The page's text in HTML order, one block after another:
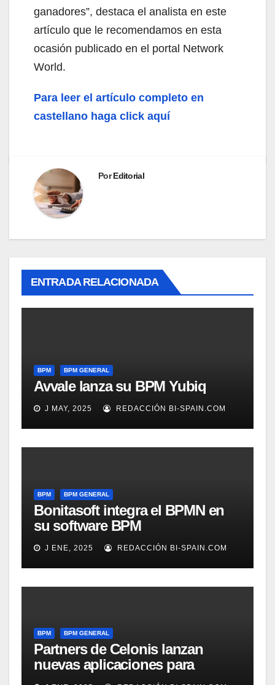
ganadores”, destaca el analista en este
artículo que le recomendamos en esta
ocasión publicado en el portal Network
World.
Para leer el artículo completo en
castellano haga click aquí
PorEditorial
ENTRADA RELACIONADA
BPM BPM GENERAL
Avvale lanza su BPM Yubiq
J MAY, 2025 REDACCIÓN BI-SPAIN.COM
BPM BPM GENERAL
Bonitasoft integra el BPMN en
su software BPM
J ENE, 2025 REDACCIÓN BI-SPAIN.COM
BPM BPM GENERAL
Partners de Celonis lanzan
nuevas aplicaciones para
automarizar migración a SAP o